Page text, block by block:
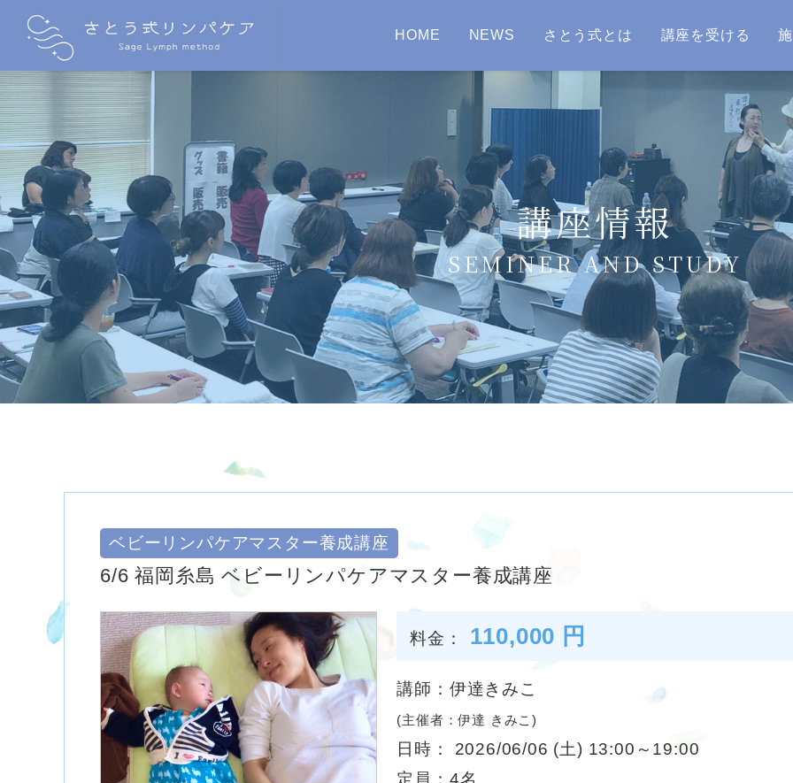
HOME NEWS さとう式とは 講座を受ける
講座情報
SEMINER AND STUDY
ベビーリンパケアマスター養成講座
6/6 福岡糸島 ベビーリンパケアマスター養成講座
料金： 110,000 円
講師：伊達きみこ
(主催者：伊達 きみこ)
日時： 2026/06/06 (土) 13:00～19:00